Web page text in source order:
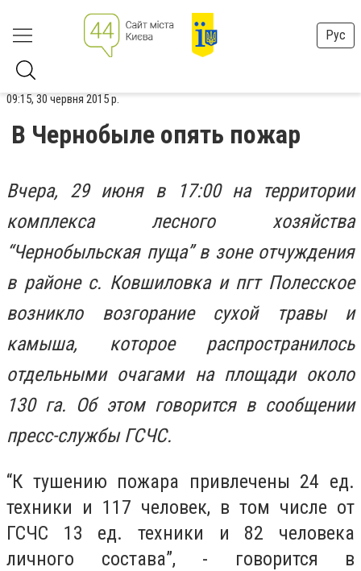
Рус
09:15, 30 червня 2015 р.
В Чернобыле опять пожар
Вчера, 29 июня в 17:00 на территории
комплекса лесного хозяйства
“Чернобыльская пуща” в зоне отчуждения
в районе с. Ковшиловка и пгт Полесское
возникло возгорание сухой травы и
камыша, которое распространилось
отдельными очагами на площади около
130 га. Об этом говорится в сообщении
пресс-службы ГСЧС.
“К тушению пожара привлечены 24 ед.
техники и 117 человек, в том числе от
ГСЧС 13 ед. техники и 82 человека
личного состава”, - говорится в